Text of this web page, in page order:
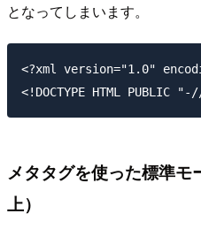
となってしまいます。
<?xml version="1.0"
メタタグを使った標準
上）